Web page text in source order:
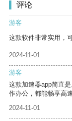
评论
游客
这款软件非常实用，
2024-11-01
游客
这款加速器app简直
作办公，都能畅享高
2024-11-01